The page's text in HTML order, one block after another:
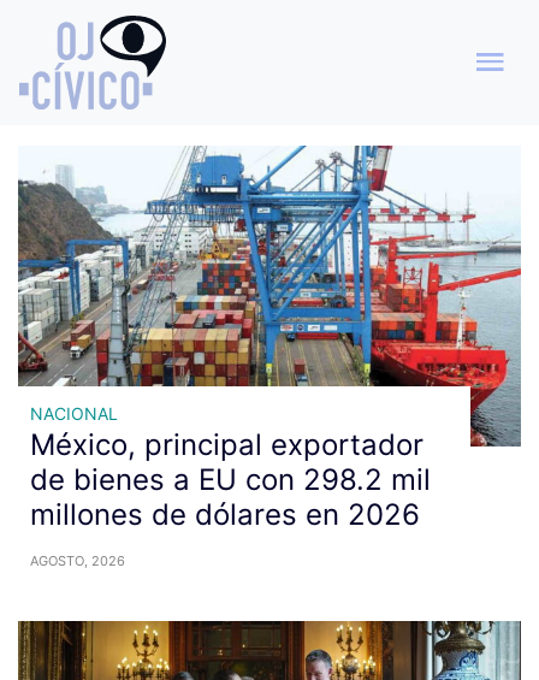
Archivo de etiquetas:
Estados Unidos
NACIONAL
México, principal exportador
de bienes a EU con 298.2 mil
millones de dólares en 2026
AGOSTO, 2026